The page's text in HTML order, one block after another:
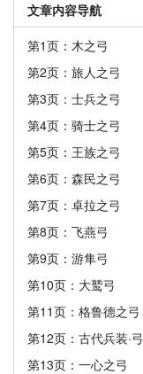
文章内容导航
第1页：木之弓
第2页：旅人之弓
第3页：士兵之弓
第4页：骑士之弓
第5页：王族之弓
第6页：森民之弓
第7页：卓拉之弓
第8页：飞燕弓
第9页：游隼弓
第10页：大鹫弓
第11页：格鲁德之弓
第12页：古代兵装·弓
第13页：一心之弓